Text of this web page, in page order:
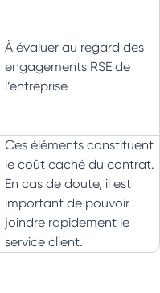
À évaluer au regard des
engagements RSE de
l’entreprise
Ces éléments constituent
le coût caché du contrat.
En cas de doute, il est
important de pouvoir
joindre rapidement le
service client.